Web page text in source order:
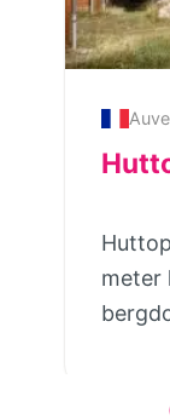
meter